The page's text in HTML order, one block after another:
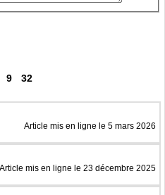
9 32
Article mis en ligne le 5 mars 2026
Article mis en ligne le 23 décembre 2025